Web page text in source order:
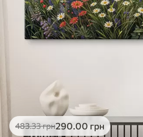
483.33грн290.00 грн